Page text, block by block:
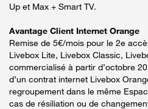
Up et Max + Smart TV.
Avantage Client Internet Orange
Remise de 5€/mois pour le 2e
Livebox Lite, Livebox Classic,
commercialisé à partir d’octobre
d’un contrat internet Livebox
regroupement dans le même
cas de résiliation ou de